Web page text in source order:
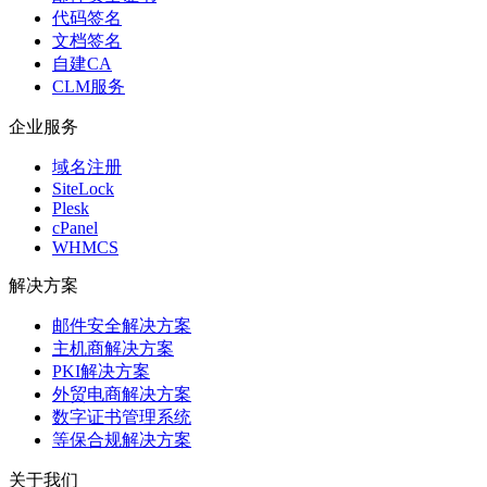
代码签名
文档签名
自建CA
CLM服务
企业服务
域名注册
SiteLock
Plesk
cPanel
WHMCS
解决方案
邮件安全解决方案
主机商解决方案
PKI解决方案
外贸电商解决方案
数字证书管理系统
等保合规解决方案
关于我们